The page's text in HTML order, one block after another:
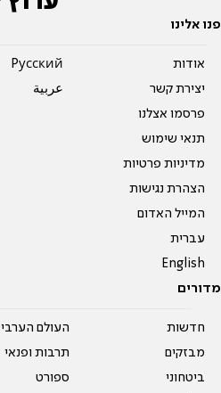
פנו אלינו
אודות
יצירת קשר
פרסמו אצלנו
תנאי שימוש
מדיניות פרטיות
הצהרת נגישות
המייל האדום
עברית
English
Pусский
عربية
מדורים
חדשות
מבזקים
ביטחוני
העולם הערבי
תרבות ופנאי
ספורט